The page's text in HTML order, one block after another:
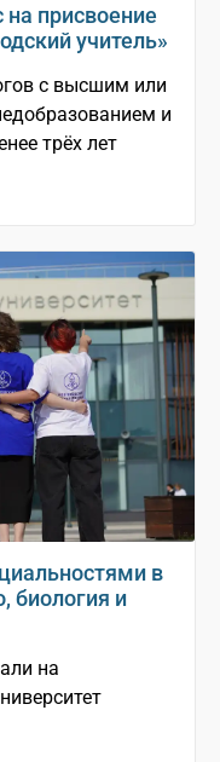
на присвоение
учитель»
с высшим или
и
трёх лет
в
биология и
на